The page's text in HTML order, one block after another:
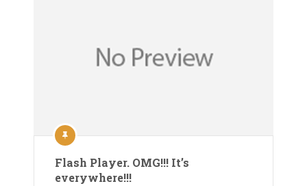
Flash Player. OMG!!! It’s
everywhere!!!